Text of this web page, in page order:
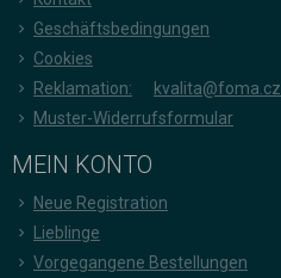
Geschäftsbedingungen
Cookies
Reklamation:
kvalita@foma.cz
Muster-Widerrufsformular
MEIN KONTO
Neue Registration
Lieblinge
Vorgegangene Bestellungen